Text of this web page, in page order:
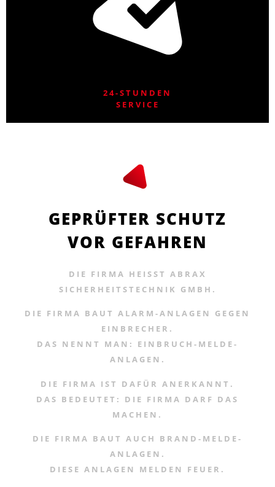
24-STUNDEN
SERVICE
GEPRÜFTER SCHUTZ
VOR GEFAHREN
DIE FIRMA HEISST ABRAX S
ICHERHEITSTECHNIK GMBH.
DIE FIRMA BAUT ALARM-ANLAGEN GEGEN
EINBRECHER.
DAS NENNT MAN: EINBRUCH-MELDE-
ANLAGEN.
DIE FIRMA IST DAFÜR ANERKANNT.
DAS BEDEUTET: DIE FIRMA DARF DAS
MACHEN.
DIE FIRMA BAUT AUCH BRAND-MELDE-
ANLAGEN.
DIESE ANLAGEN MELDEN FEUER.